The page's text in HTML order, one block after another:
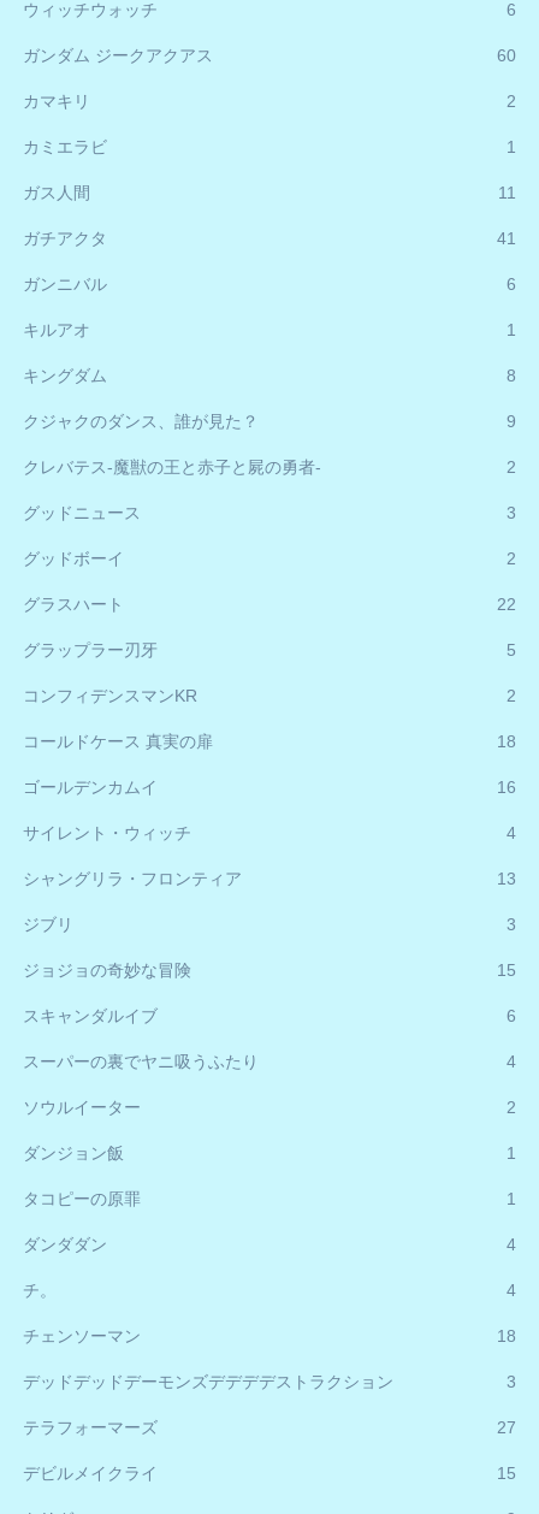
ウィッチウォッチ 6
ガンダム ジークアクアス 60
カマキリ 2
カミエラビ 1
ガス人間 11
ガチアクタ 41
ガンニバル 6
キルアオ 1
キングダム 8
クジャクのダンス、誰が見た？ 9
クレバテス-魔獣の王と赤子と屍の勇者- 2
グッドニュース 3
グッドボーイ 2
グラスハート 22
グラップラー刃牙 5
コンフィデンスマンKR 2
コールドケース 真実の扉 18
ゴールデンカムイ 16
サイレント・ウィッチ 4
シャングリラ・フロンティア 13
ジブリ 3
ジョジョの奇妙な冒険 15
スキャンダルイブ 6
スーパーの裏でヤニ吸うふたり 4
ソウルイーター 2
ダンジョン飯 1
タコピーの原罪 1
ダンダダン 4
チ。 4
チェンソーマン 18
デッドデッドデーモンズデデデデストラクション 3
テラフォーマーズ 27
デビルメイクライ 15